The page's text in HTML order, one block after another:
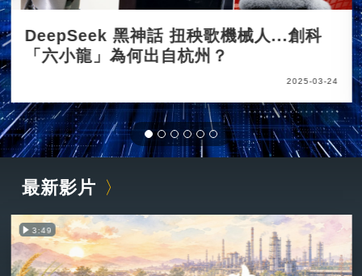
DeepSeek 黑神話 扭秧歌機械人...創科
「六小龍」為何出自杭州？
2025-03-24
最新影片
3:49